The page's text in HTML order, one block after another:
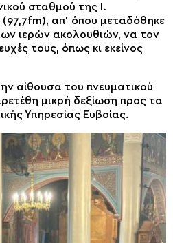
σταθμού της Ι.
απ’ όπου μεταδόθηκε
ιερών ακολουθιών, να τον
τους, όπως κι εκείνος
αίθουσα του πνευματικού
μικρή δεξίωση προς τα
Υπηρεσίας Ευβοίας.